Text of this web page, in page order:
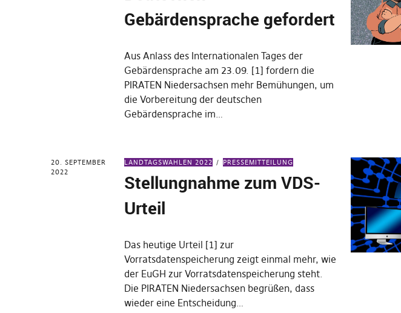
Gebärdensprache gefordert
Aus Anlass des Internationalen Tages der
Gebärdensprache am 23.09. [1] fordern die
PIRATEN Niedersachsen mehr Bemühungen, um
die Vorbereitung der deutschen
Gebärdensprache im…
20. SEPTEMBER
2022
LANDTAGSWAHLEN 2022 PRESSEMITTEILUNG
Stellungnahme zum VDS-
Urteil
Das heutige Urteil [1] zur
Vorratsdatenspeicherung zeigt einmal mehr, wie
der EuGH zur Vorratsdatenspeicherung steht.
Die PIRATEN Niedersachsen begrüßen, dass
wieder eine Entscheidung…